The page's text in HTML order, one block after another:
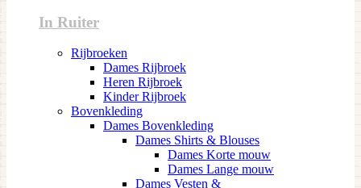
In Ruiter
Rijbroeken
Dames Rijbroek
Heren Rijbroek
Kinder Rijbroek
Bovenkleding
Dames Bovenkleding
Dames Shirts & Blouses
Dames Korte mouw
Dames Lange mouw
Dames Vesten &